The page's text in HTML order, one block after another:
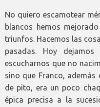
No quiero escamotear
blancos hemos
triunfos. Hacemos las
pasadas. Hoy
escucharnos que no
sino que Franco,
de pito, era un poco
épica precisa a la